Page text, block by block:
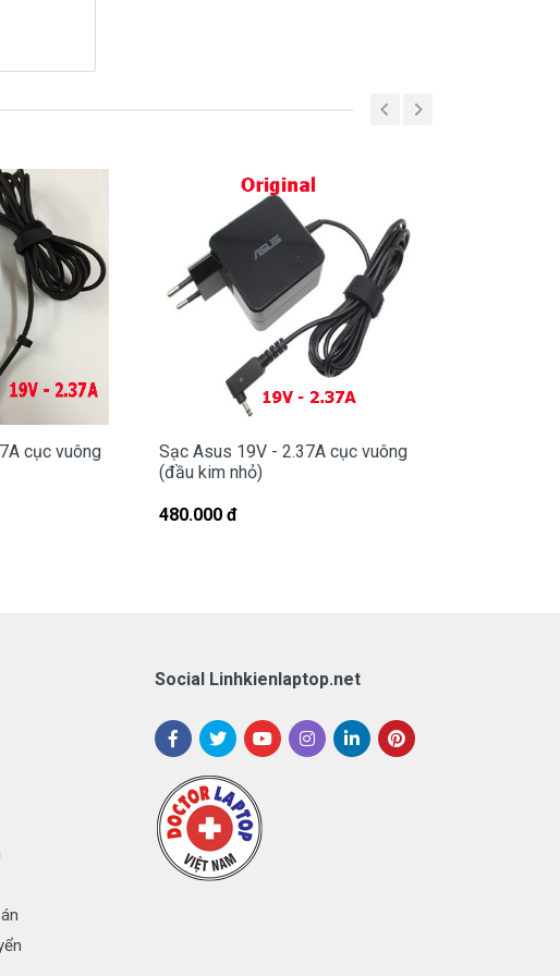
cục vuông
Sạc Asus 19V - 2.37A cục vuông
(đầu kim nhỏ)
480.000 đ
Social Linhkienlaptop.net